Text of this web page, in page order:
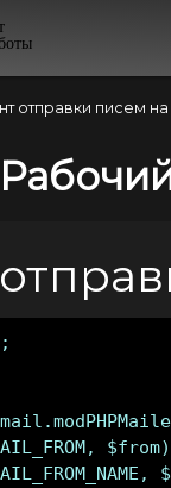
отправки писем